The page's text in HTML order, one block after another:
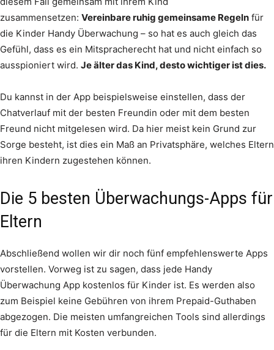
zusammensetzen: Vereinbare ruhig gemeinsame Regeln für
die Kinder Handy Überwachung – so hat es auch gleich das
Gefühl, dass es ein Mitspracherecht hat und nicht einfach so
ausspioniert wird. Je älter das Kind, desto wichtiger ist dies.
Du kannst in der App beispielsweise einstellen, dass der
Chatverlauf mit der besten Freundin oder mit dem besten
Freund nicht mitgelesen wird. Da hier meist kein Grund zur
Sorge besteht, ist dies ein Maß an Privatsphäre, welches Eltern
ihren Kindern zugestehen können.
Die 5 besten Überwachungs-Apps für
Eltern
Abschließend wollen wir dir noch fünf empfehlenswerte Apps
vorstellen. Vorweg ist zu sagen, dass jede Handy
Überwachung App kostenlos für Kinder ist. Es werden also
zum Beispiel keine Gebühren von ihrem Prepaid-Guthaben
abgezogen. Die meisten umfangreichen Tools sind allerdings
für die Eltern mit Kosten verbunden.